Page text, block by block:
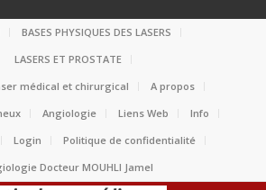
BASES PHYSIQUES DES LASERS
LASERS ET PROSTATE
médical et chirurgical
A propos
Angiologie Liens Web
Info
Login
Politique de confidentialité
Docteur MOUHLI Jamel